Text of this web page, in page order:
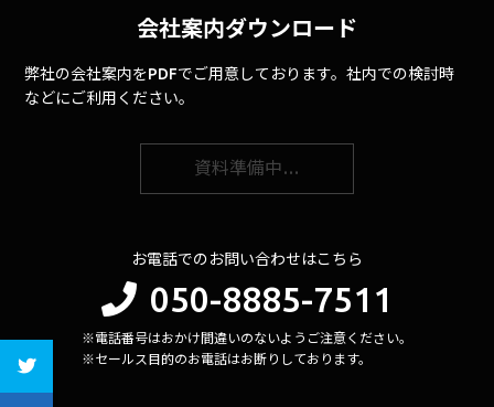
会社案内ダウンロード
弊社の会社案内をPDFでご用意しております。社内での検討時
などにご利用ください。
資料準備中…
お電話でのお問い合わせはこちら
050-8885-7511
※電話番号はおかけ間違いのないようご注意ください。
※セールス目的のお電話はお断りしております。